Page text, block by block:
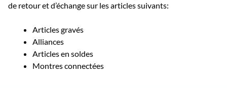
de retour et d’échange sur les articles suivants:
Articles gravés
Alliances
Articles en soldes
Montres connectées